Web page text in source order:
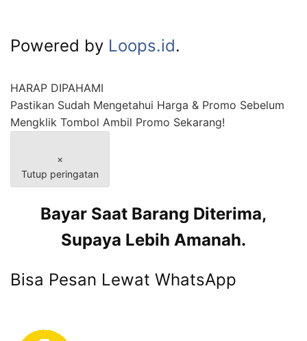
Powered by Loops.id.
HARAP DIPAHAMI
Pastikan Sudah Mengetahui Harga & Promo Sebelum
Mengklik Tombol Ambil Promo Sekarang!
×
Tutup peringatan
Bayar Saat Barang Diterima,
Supaya Lebih Amanah.
Bisa Pesan Lewat WhatsApp